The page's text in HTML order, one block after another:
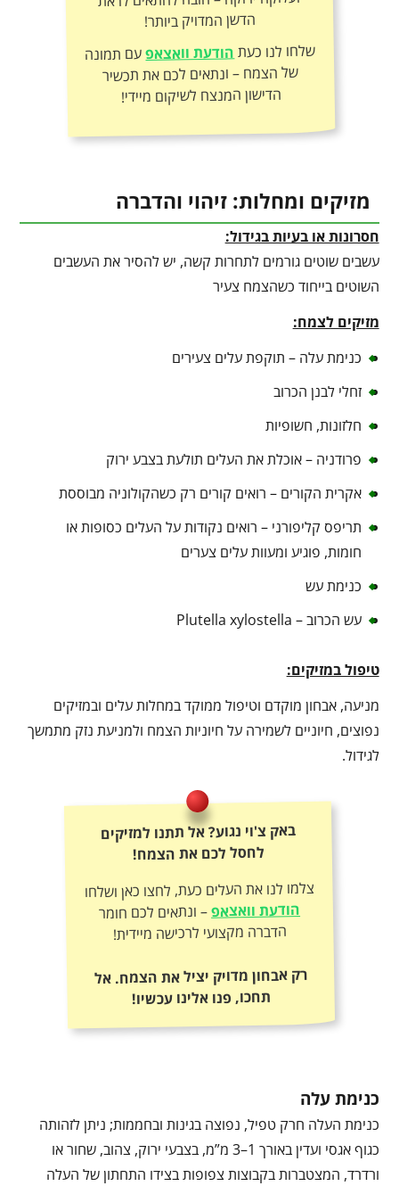
הדשן המדויק ביותר!
שלחו לנו כעתהודעת וואצאפעם תמונה
של הצמח – ונתאים לכם את תכשיר
הדישון המנצח לשיקום מיידי!
מזיקים ומחלות: זיהוי והדברה
חסרונות או בעיות בגידול:
עשבים שוטים גורמים לתחרות קשה, יש להסיר את העשבים
השוטים בייחוד כשהצמח צעיר
מזיקים לצמח:
כנימת עלה – תוקפת עלים צעירים
זחלי לבנן הכרוב
חלזונות, חשופיות
פרודניה – אוכלת את העלים תולעת בצבע ירוק
אקרית הקורים – רואים קורים רק כשהקולוניה מבוססת
תריפס קליפורני – רואים נקודות על העלים כסופות או
חומות, פוגיע ומעוות עלים צערים
כנימת עש
עש הכרוב – Plutella xylostella
טיפול במזיקים:
מניעה, אבחון מוקדם וטיפול ממוקד במחלות עלים ובמזיקים
נפוצים, חיוניים לשמירה על חיוניות הצמח ולמניעת נזק מתמשך
לגידול.
באק צ'וי נגוע? אל תתנו למזיקים
לחסל לכם את הצמח!
צלמו לנו את העלים כעת, לחצו כאן ושלחו
הודעת וואצאפ– ונתאים לכם חומר
הדברה מקצועי לרכישה מיידית!
רק אבחון מדויק יציל את הצמח. אל
תחכו, פנו אלינו עכשיו!
כנימת עלה
כנימת העלה חרק טפיל, נפוצה בגינות ובחממות; ניתן לזהותה
כגוף אגסי ועדין באורך 1–3 מ”מ, בצבעי ירוק, צהוב, שחור או
ורדרד, המצטברות בקבוצות צפופות בצידו התחתון של העלה